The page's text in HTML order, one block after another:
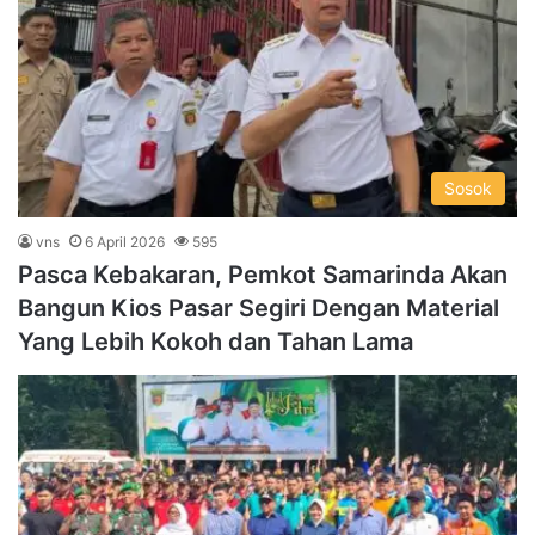
Sosok
vns 6 April 2026 595
Pasca Kebakaran, Pemkot Samarinda Akan
Bangun Kios Pasar Segiri Dengan Material
Yang Lebih Kokoh dan Tahan Lama